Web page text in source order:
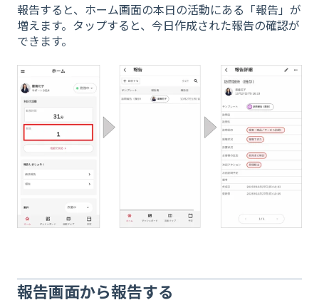
報告すると、ホーム画面の本日の活動にある「報告」が
増えます。タップすると、今日作成された報告の確認が
できます。
報告画面から報告する